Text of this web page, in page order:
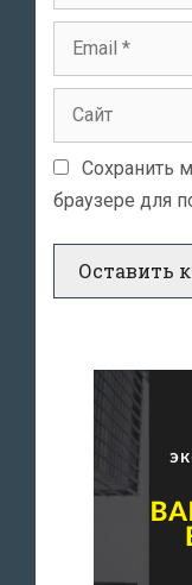
Сохранить
браузере для